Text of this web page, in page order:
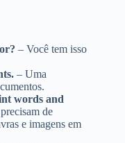
– Você tem isso
– Uma
words and
de
e imagens em